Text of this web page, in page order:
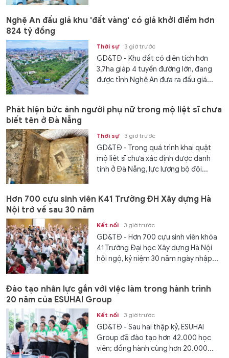
Nghệ An đấu giá khu 'đất vàng' có giá khởi điểm hơn
824 tỷ đồng
Thời sự 3 giờ trước
GD&TĐ - Khu đất có diện tích hơn
3,7ha giáp 4 tuyến đường lớn, đang
được tỉnh Nghệ An đưa ra đấu giá...
Phát hiện bức ảnh người phụ nữ trong mộ liệt sĩ chưa
biết tên ở Đà Nẵng
Thời sự 3 giờ trước
GD&TĐ - Trong quá trình khai quật
mộ liệt sĩ chưa xác định được danh
tính ở Đà Nẵng, lực lượng bộ đội...
Hơn 700 cựu sinh viên K41 Trường ĐH Xây dựng Hà
Nội trở về sau 30 năm
Kết nối 3 giờ trước
GD&TĐ - Hơn 700 cựu sinh viên khóa
41 Trường Đại học Xây dựng Hà Nội
hội ngộ, kỷ niệm 30 năm ngày nhập...
Đào tạo nhân lực gắn với việc làm trong hành trình
20 năm của ESUHAI Group
Kết nối 3 giờ trước
GD&TĐ - Sau hai thập kỷ, ESUHAI
Group đã đào tạo hơn 42.000 học
viên; đồng hành cùng hơn 20.000...